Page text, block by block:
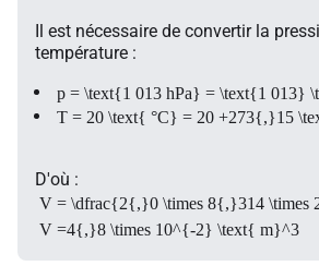
Il est nécessaire de convertir la
température :
p = \text{1 013 hPa} = \text{1 013}
T = 20 \text{ °C} = 20 +273{,}15
D'où :
V = \dfrac{2{,}0 \times 8{,}314 \times
V =4{,}8 \times 10^{-2} \text{ m}^3